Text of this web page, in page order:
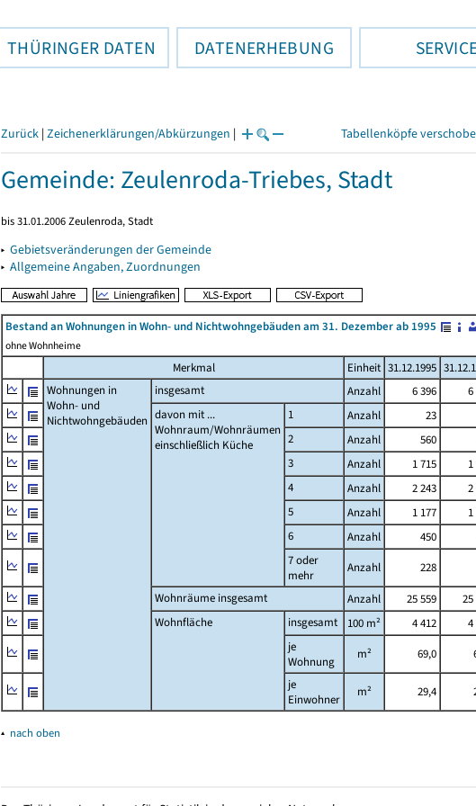
THÜRINGER DATEN DATENERHEBUNG
Zurück | Zeichenerklärungen/Abkürzungen | Tabellenköpfe
Gemeinde: Zeulenroda-Triebes, Stadt
bis 31.01.2006 Zeulenroda, Stadt
▸ Gebietsveränderungen der Gemeinde
▸ Allgemeine Angaben, Zuordnungen
Bestand an Wohnungen in Wohn- und Nichtwohngebäuden am 31. Dezember ab 1995
ohne Wohnheime
Merkmal Einheit 31.12.1995
Wohnungen in
Wohn- und
Nichtwohngebäuden
insgesamt Anzahl 6 396 6
davon mit ...
Wohnraum/Wohnräumen
einschließlich Küche
1 Anzahl 23
2
Anzahl 560
3
Anzahl 1 715
4
Anzahl 2 243 2
5
Anzahl 1 177
6
Anzahl 450
7 oder
mehr
Anzahl 228
Wohnräume insgesamt
Anzahl 25 559 25
Wohnfläche
insgesamt 100 m² 4 412 4
je
Wohnung
m² 69,0
je
Einwohner
m² 29,4
▴ nach oben